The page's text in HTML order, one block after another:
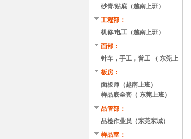
磨、刷胶、贴底/越南
砂青/贴底（越南上班）
工程部：
机修/电工（越南上班）
面部：
针车，手工，普工 （ 东莞上
班）
板房：
面板师（越南上班）
样品底全套（ 东莞上班）
品管部：
品检作业员（东莞东城）
样品室：